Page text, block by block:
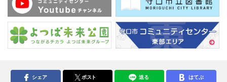
シェア ポスト 送る はてぶ